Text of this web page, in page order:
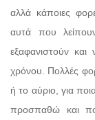
αλλά κάποιες
αυτά που
εξαφανιστούν
χρόνου. Πολλές
ή το αύριο, για
προσπαθώ και